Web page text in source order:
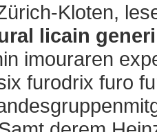
Kloten,
licain
imouraren
furodrix furo